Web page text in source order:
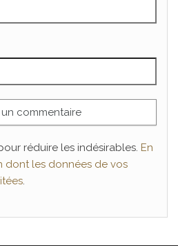
réduire les indésirables. En
dont les données de vos
.